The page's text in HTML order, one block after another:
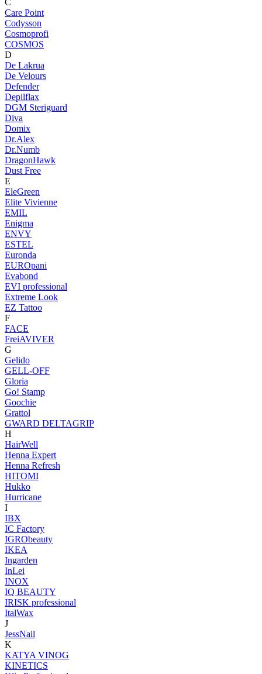
C
Care Point
Codysson
Cosmoprofi
COSMOS
D
De Lakrua
De Velours
Defender
Depilflax
DGM Steriguard
Diva
Domix
Dr.Alex
Dr.Numb
DragonHawk
Dust Free
E
EleGreen
Elite Vivienne
EMIL
Enigma
ENVY
ESTEL
Euronda
EUROpani
Evabond
EVI professional
Extreme Look
EZ Tattoo
F
FACE
FreiAVIVER
G
Gelido
GELL-OFF
Gloria
Go! Stamp
Goochie
Grattol
GWARD DELTAGRIP
H
HairWell
Henna Expert
Henna Refresh
HITOMI
Hukko
Hurricane
I
IBX
IC Factory
IGRObeauty
IKEA
Ingarden
InLei
INOX
IQ BEAUTY
IRISK professional
ItalWax
J
JessNail
K
KATYA VINOG
KINETICS